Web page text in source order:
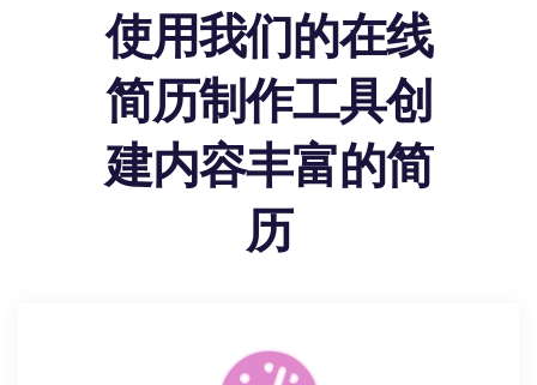
使用我们的在线
简历制作工具创
建内容丰富的简
历